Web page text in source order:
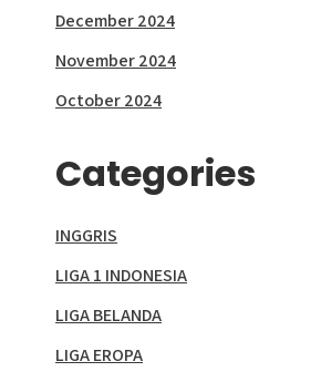
December 2024
November 2024
October 2024
Categories
INGGRIS
LIGA 1 INDONESIA
LIGA BELANDA
LIGA EROPA